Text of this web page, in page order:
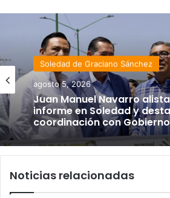
Soledad de Graciano Sánchez
agosto 5, 2026
Juan Manuel Navarro
informe en Soledad y
coordinación con
Noticias relacionadas